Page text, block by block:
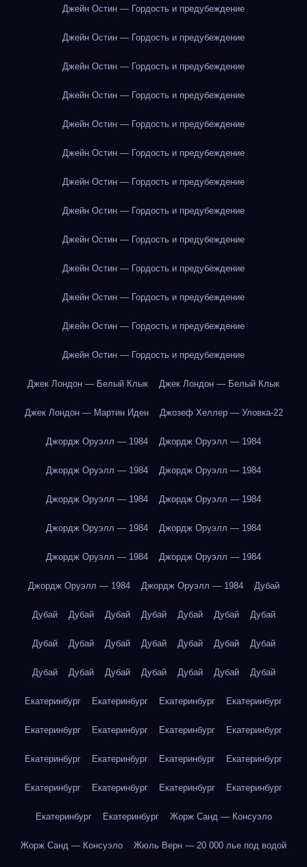
Джейн Остин — Гордость и предубеждение
Джейн Остин — Гордость и предубеждение
Джейн Остин — Гордость и предубеждение
Джейн Остин — Гордость и предубеждение
Джейн Остин — Гордость и предубеждение
Джейн Остин — Гордость и предубеждение
Джейн Остин — Гордость и предубеждение
Джейн Остин — Гордость и предубеждение
Джейн Остин — Гордость и предубеждение
Джейн Остин — Гордость и предубеждение
Джейн Остин — Гордость и предубеждение
Джейн Остин — Гордость и предубеждение
Джейн Остин — Гордость и предубеждение
Джек Лондон — Белый Клык Джек Лондон — Белый Клык
Джек Лондон — Мартин Иден Джозеф Хеллер — Уловка-22
Джордж Оруэлл — 1984 Джордж Оруэлл — 1984
Джордж Оруэлл — 1984 Джордж Оруэлл — 1984
Джордж Оруэлл — 1984 Джордж Оруэлл — 1984
Джордж Оруэлл — 1984 Джордж Оруэлл — 1984
Джордж Оруэлл — 1984 Джордж Оруэлл — 1984
Джордж Оруэлл — 1984 Джордж Оруэлл — 1984 Дубай
Дубай Дубай Дубай Дубай Дубай Дубай Дубай
Дубай Дубай Дубай Дубай Дубай Дубай Дубай
Дубай Дубай Дубай Дубай Дубай Дубай Дубай
Екатеринбург Екатеринбург Екатеринбург Екатеринбург
Екатеринбург Екатеринбург Екатеринбург Екатеринбург
Екатеринбург Екатеринбург Екатеринбург Екатеринбург
Екатеринбург Екатеринбург Екатеринбург Екатеринбург
Екатеринбург Екатеринбург Жорж Санд — Консуэло
Жорж Санд — Консуэло Жюль Верн — 20 000 лье под водой